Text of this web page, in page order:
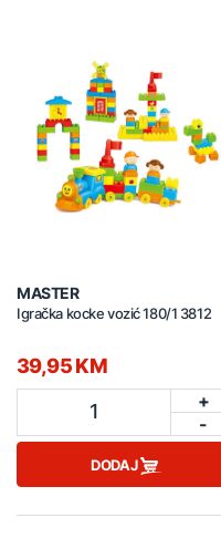
MASTER
Igračka kocke vozić 180/1 3812
39,95 KM
1
+
-
DODAJ